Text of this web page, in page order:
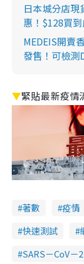
日本城分店
惠！$128買
MEDEIS開賣
發售！可檢
▼緊貼最新疫情
著數 疫情
快速測試
SARS－CoV－2